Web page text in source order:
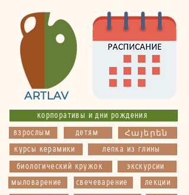
корпоративы и дни рождения
детям
взрослым Հայերեն
мыловарение свечеварение
экскурсии
лепка из глины
лекции
биологический кружок
курсы керамики